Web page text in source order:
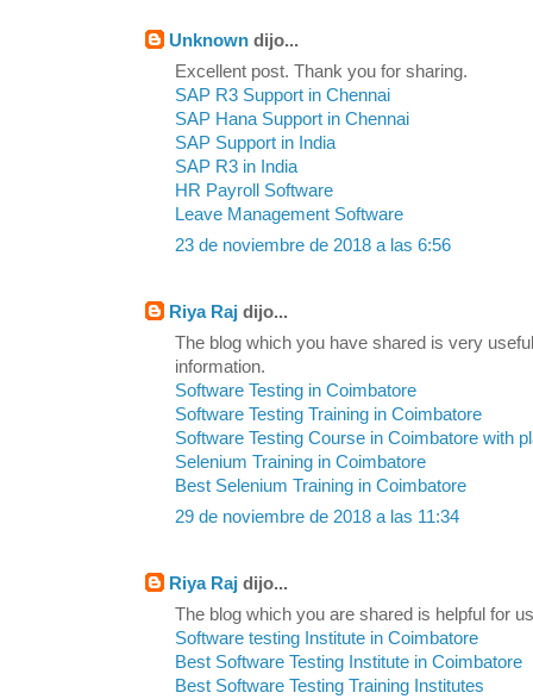
Unknown dijo...
Excellent post. Thank you for sharing.
SAP R3 Support in Chennai
SAP Hana Support in Chennai
SAP Support in India
SAP R3 in India
HR Payroll Software
Leave Management Software
23 de noviembre de 2018 a las 6:56
Riya Raj dijo...
The blog which you have shared is very
information.
Software Testing in Coimbatore
Software Testing Training in Coimbatore
Software Testing Course in Coimbatore with
Selenium Training in Coimbatore
Best Selenium Training in Coimbatore
29 de noviembre de 2018 a las 11:34
Riya Raj dijo...
The blog which you are shared is helpful for
Software testing Institute in Coimbatore
Best Software Testing Institute in Coimbatore
Best Software Testing Training Institutes